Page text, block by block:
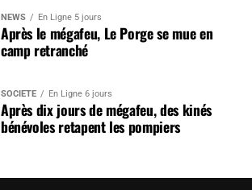
NEWS En Ligne 5 jours
Après le mégafeu, Le Porge se mue en
camp retranché
SOCIÉTÉ En Ligne 6 jours
Après dix jours de mégafeu, des kinés
bénévoles retapent les pompiers